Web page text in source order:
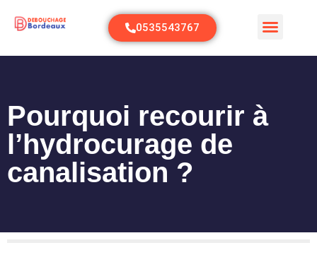
0535543767
Pourquoi recourir à
l’hydrocurage de
canalisation ?